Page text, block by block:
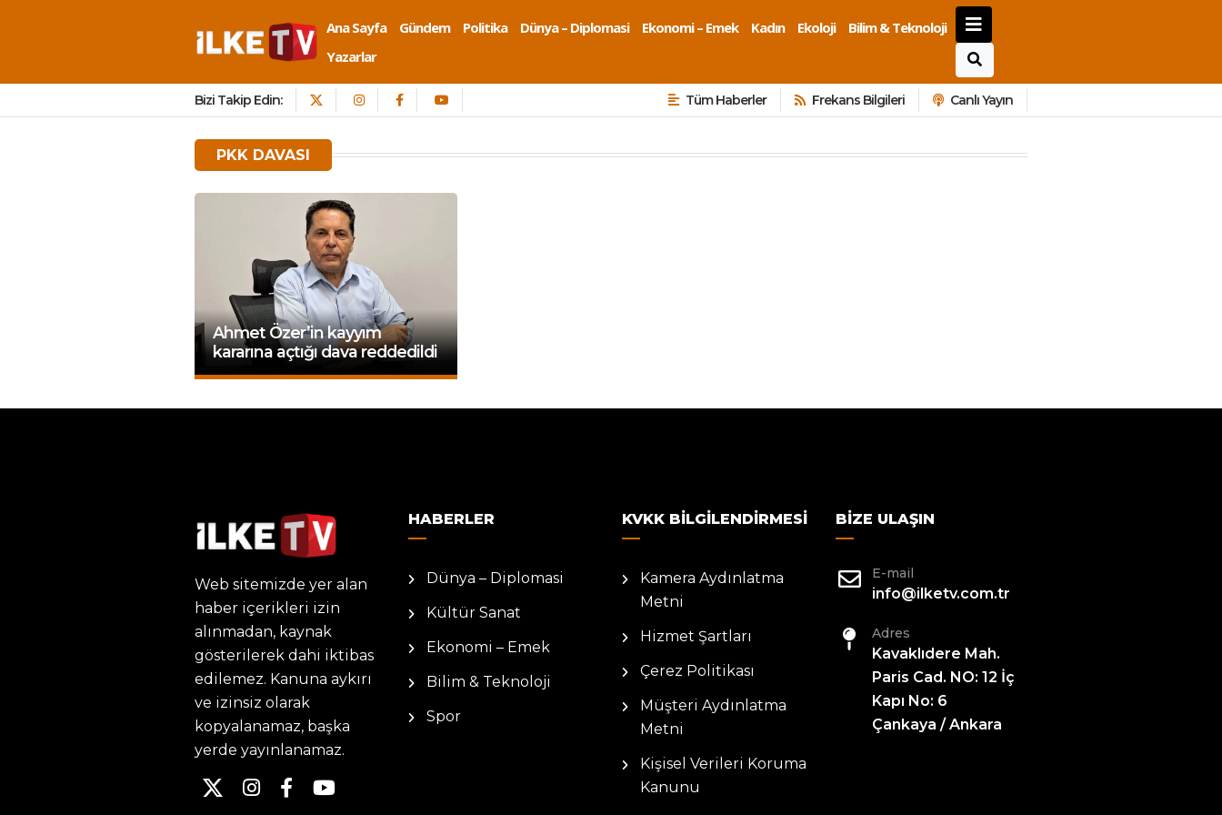
Ana Sayfa Gündem Politika Dünya – Diplomasi Ekonomi – Emek Kadın Ekoloji
Bilim & Teknoloji
Yazarlar
Bizi Takip Edin: Tüm Haberler Frekans Bilgileri Canlı Yayın
PKK DAVASI
Ahmet Özer’in kayyım
kararına açtığı dava reddedildi
Web sitemizde yer alan
haber içerikleri izin
alınmadan, kaynak
gösterilerek dahi iktibas
edilemez. Kanuna aykırı
ve izinsiz olarak
kopyalanamaz, başka
yerde yayınlanamaz.
HABERLER
Dünya – Diplomasi
Kültür Sanat
Ekonomi – Emek
Bilim & Teknoloji
Spor
KVKK BILGILENDIRMESI
Kamera Aydınlatma
Metni
Hizmet Şartları
Çerez Politikası
Müşteri Aydınlatma
Metni
Kişisel Verileri Koruma
Kanunu
BIZE ULAŞIN
E-mail
info@ilketv.com.tr
Adres
Kavaklıdere Mah.
Paris Cad. NO: 12 İç
Kapı No: 6
Çankaya / Ankara